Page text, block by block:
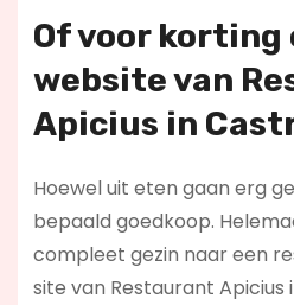
Of voor korting
website van
Apicius in
Hoewel uit eten gaan erg
bepaald goedkoop.
compleet gezin naar een
site van Restaurant Apicius